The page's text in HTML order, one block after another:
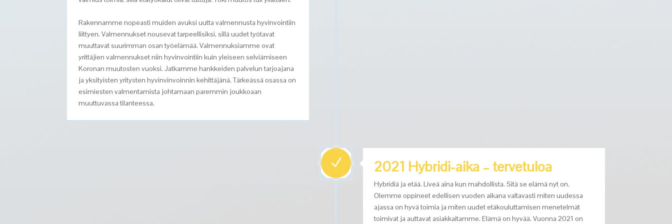
Rakennamme nopeasti muiden avuksi uutta valmennusta hyvinvointiin
liittyen. Valmennukset nousevat tarpeellisiksi, sillä uudet työtavat
muuttavat suurimman osan työelämää. Valmennuksiamme ovat
yrittäjien valmennukset niin hyvinvointiin kuin yleiseen selviämiseen
Koronan muutosten vuoksi. Jatkamme hankkeiden palvelun tarjoajana
ja yksityisten yritysten hyvinvinvoinnin kehittäjänä. Tärkeässä osassa on
esimiesten valmentamista johtamaan paremmin joukkoaan
muuttuvassa tilanteessa.
N 2021 Hybridi-aika – tervetuloa
Hybridiä ja etää. Liveä aina kun mahdollista. Sitä se elämä nyt on.
Olemme oppineet edellisen vuoden aikana valtavasti miten uudessa
ajassa on hyvä toimia ja miten uudet etäkouluttamisen menetelmät
toimivat ja auttavat asiakkaitamme. Elämä on hyvää. Vuonna 2021 on